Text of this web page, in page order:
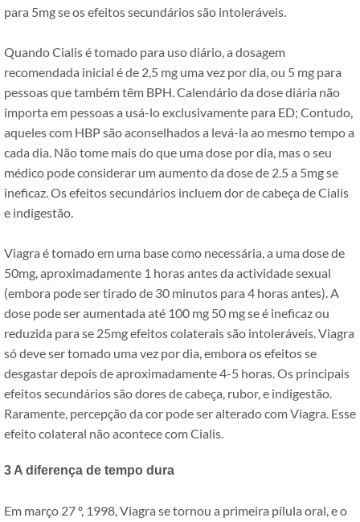
para 5mg se os efeitos secundários são intoleráveis.
Quando Cialis é tomado para uso diário, a dosagem
recomendada inicial é de 2,5 mg uma vez por dia, ou 5 mg para
pessoas que também têm BPH. Calendário da dose diária não
importa em pessoas a usá-lo exclusivamente para ED; Contudo,
aqueles com HBP são aconselhados a levá-la ao mesmo tempo a
cada dia. Não tome mais do que uma dose por dia, mas o seu
médico pode considerar um aumento da dose de 2.5 a 5mg se
ineficaz. Os efeitos secundários incluem dor de cabeça de Cialis
e indigestão.
Viagra é tomado em uma base como necessária, a uma dose de
50mg, aproximadamente 1 horas antes da actividade sexual
(embora pode ser tirado de 30 minutos para 4 horas antes). A
dose pode ser aumentada até 100 mg 50 mg se é ineficaz ou
reduzida para se 25mg efeitos colaterais são intoleráveis. Viagra
só deve ser tomado uma vez por dia, embora os efeitos se
desgastar depois de aproximadamente 4-5 horas. Os principais
efeitos secundários são dores de cabeça, rubor, e indigestão.
Raramente, percepção da cor pode ser alterado com Viagra. Esse
efeito colateral não acontece com Cialis.
3 A diferença de tempo dura
Em março 27 º, 1998, Viagra se tornou a primeira pílula oral, e o